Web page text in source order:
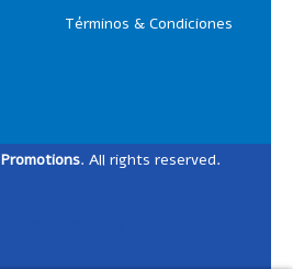
Términos & Condiciones
Promotions. All rights reserved.